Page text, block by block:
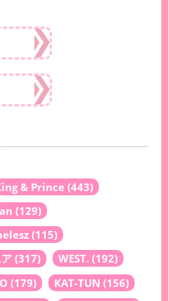
& Prince (443)
(129)
(115)
(317) WEST. (192)
(179) KAT-TUN (156)